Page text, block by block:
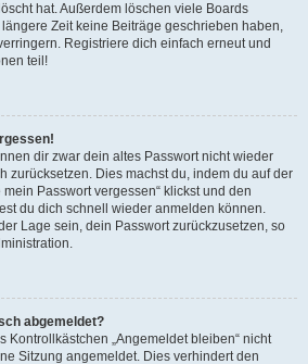
hat. Außerdem löschen viele Boards
Zeit keine Beiträge geschrieben haben,
Registriere dich einfach erneut und
teil!
dir zwar dein altes Passwort nicht wieder
zurücksetzen. Dies machst du, indem du auf der
Passwort vergessen“ klickst und den
du dich schnell wieder anmelden können.
Lage sein, dein Passwort zurückzusetzen, so
abgemeldet?
Kontrollkästchen „Angemeldet bleiben“ nicht
Sitzung angemeldet. Dies verhindert den